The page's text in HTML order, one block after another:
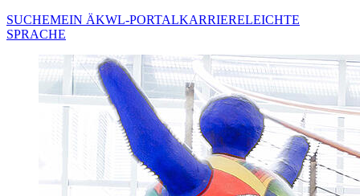
SUCHEMEIN ÄKWL-PORTALKARRIERELEICHTE
SPRACHE